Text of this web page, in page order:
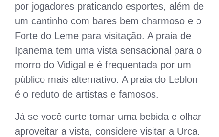
por jogadores praticando esportes, além de
um cantinho com bares bem charmoso e o
Forte do Leme para visitação. A praia de
Ipanema tem uma vista sensacional para o
morro do Vidigal e é frequentada por um
público mais alternativo. A praia do Leblon
é o reduto de artistas e famosos.
Já se você curte tomar uma bebida e olhar
aproveitar a vista, considere visitar a Urca.